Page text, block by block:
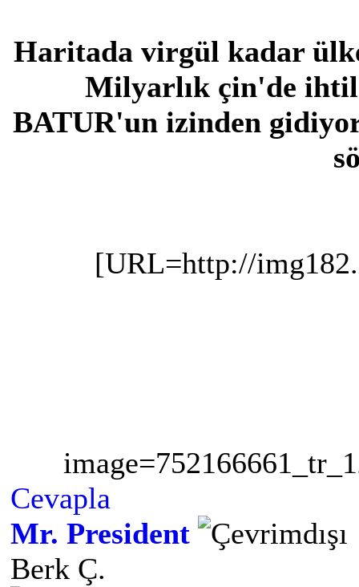
Haritada virgül kadar
Milyarlık çin'de
BATUR'un izinden
[URL=http://
Cevapla
Mr. President
Berk Ç.